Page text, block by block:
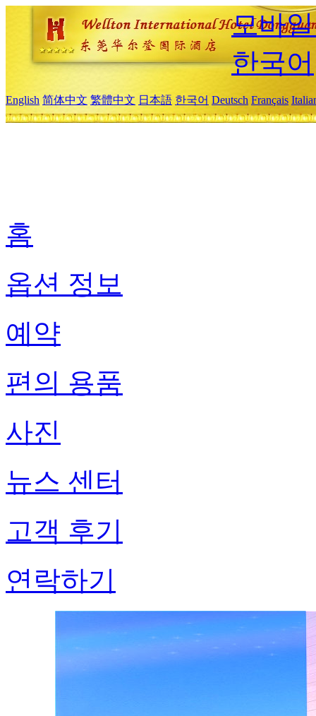
모바
한국어
English 简体中文 繁體中文 日本語 한국어 Deutsch Français
홈
옵션 정보
예약
편의 용품
사진
뉴스 센터
고객 후기
연락하기